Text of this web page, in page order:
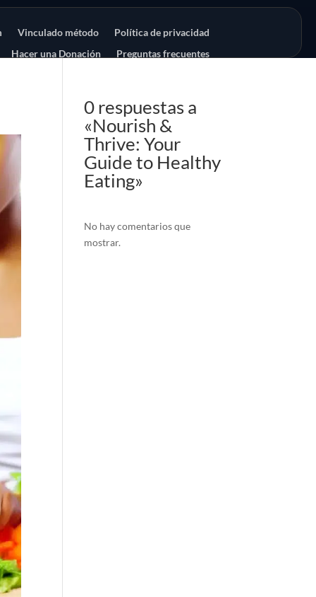
Vinculado método
Política de privacidad
Hacer una Donación
Preguntas frecuentes
0 respuestas a
«Nourish &
Thrive: Your
Guide to Healthy
Eating»
No hay comentarios que
mostrar.